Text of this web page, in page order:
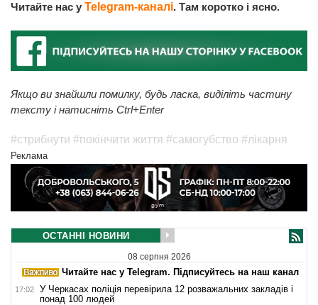
Читайте нас у Telegram-каналі. Там коротко і ясно.
Якщо ви знайшли помилку, будь ласка, виділіть частину
тексту і натисніть Ctrl+Enter
#стрибнути #покінчити життя #самогубство #лікарня
Реклама
ОСТАННІ НОВИНИ
08 серпня 2026
Читайте нас у Telegram. Підписуйтесь на наш канал
17:02
У Черкасах поліція перевірила 12 розважальних закладів і
понад 100 людей